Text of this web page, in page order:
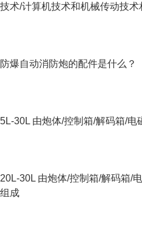
技术/计算机技术和机械传动技术
防爆自动消防炮的配件是什么？
5L-30L 由炮体/控制箱/解码箱/电
20L-30L 由炮体/控制箱/解码箱/
组成